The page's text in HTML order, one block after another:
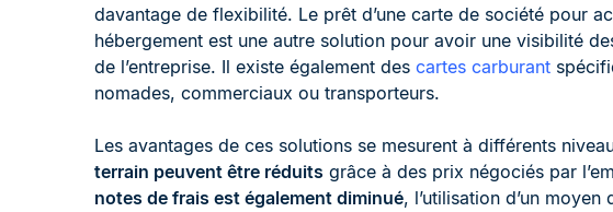
davantage de flexibilité. Le prêt d’une carte de société pour
hébergement est une autre solution pour avoir une visibilité
de l’entreprise. Il existe également des cartes carburant
nomades, commerciaux ou transporteurs.
Les avantages de ces solutions se mesurent à différents
terrain peuvent être réduits grâce à des prix négociés par
notes de frais est également diminué, l’utilisation d’un